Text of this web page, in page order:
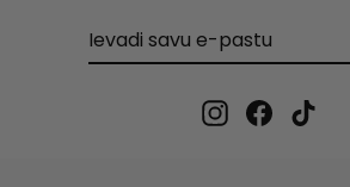
Instagram
FacebookTikTok